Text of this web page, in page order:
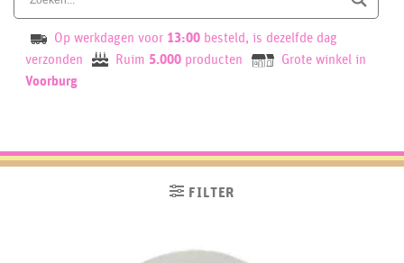
Op werkdagen voor 13:00 besteld, is dezelfde dag
verzonden
Ruim 5.000 producten
Grote winkel in
Voorburg
FILTER